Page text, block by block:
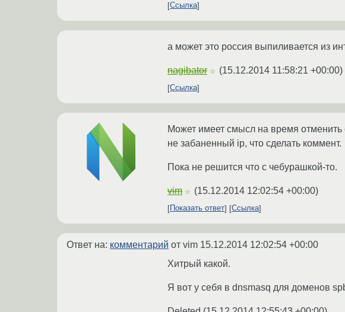
Ссылка
а может это россия выпиливается из
nagibator ☆ (15.12.2014 11:58:21 +00:00)
Ссылка
Может имеет смысл на время отменить
не забаненный ip, что сделать коммент.
Пока не решится что с чебурашкой-то.
vim ☆ (15.12.2014 12:02:54 +00:00)
Показать ответ Ссылка
Ответ на: комментарий от vim 15.12.2014 12:02:54 +00:00
Хитрый какой.
Я вот у себя в dnsmasq для доменов